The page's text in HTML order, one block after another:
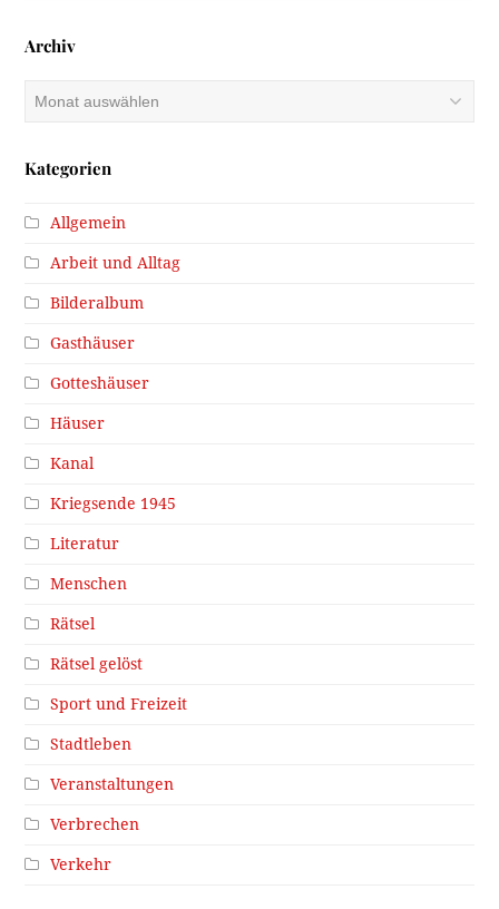
Archiv
Kategorien
Allgemein
Arbeit und Alltag
Bilderalbum
Gasthäuser
Gotteshäuser
Häuser
Kanal
Kriegsende 1945
Literatur
Menschen
Rätsel
Rätsel gelöst
Sport und Freizeit
Stadtleben
Veranstaltungen
Verbrechen
Verkehr